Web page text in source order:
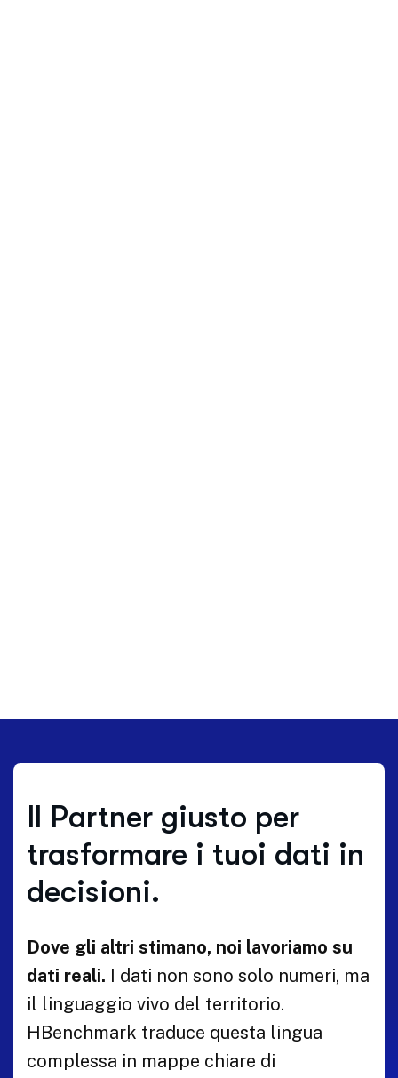
Il Partner giusto per
trasformare i tuoi dati in
decisioni.
Dove gli altri stimano, noi lavoriamo su
dati reali. I dati non sono solo numeri, ma
il linguaggio vivo del territorio.
HBenchmark traduce questa lingua
complessa in mappe chiare di